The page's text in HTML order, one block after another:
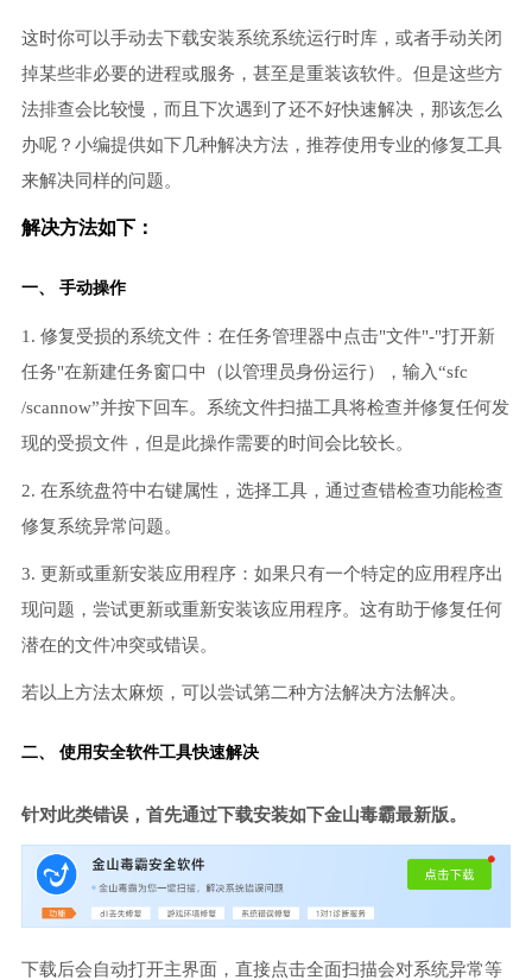
这时你可以手动去下载安装系统系统运行时库，或者手动关闭
掉某些非必要的进程或服务，甚至是重装该软件。但是这些方
法排查会比较慢，而且下次遇到了还不好快速解决，那该怎么
办呢？小编提供如下几种解决方法，推荐使用专业的修复工具
来解决同样的问题。
解决方法如下：
一、 手动操作
1. 修复受损的系统文件：在任务管理器中点击"文件"-"打开新
任务"在新建任务窗口中（以管理员身份运行），输入“sfc
/scannow”并按下回车。系统文件扫描工具将检查并修复任何发
现的受损文件，但是此操作需要的时间会比较长。
2. 在系统盘符中右键属性，选择工具，通过查错检查功能检查
修复系统异常问题。
3. 更新或重新安装应用程序：如果只有一个特定的应用程序出
现问题，尝试更新或重新安装该应用程序。这有助于修复任何
潜在的文件冲突或错误。
若以上方法太麻烦，可以尝试第二种方法解决方法解决。
二、 使用安全软件工具快速解决
针对此类错误，首先通过下载安装如下金山毒霸最新版。
下载后会自动打开主界面，直接点击全面扫描会对系统异常等